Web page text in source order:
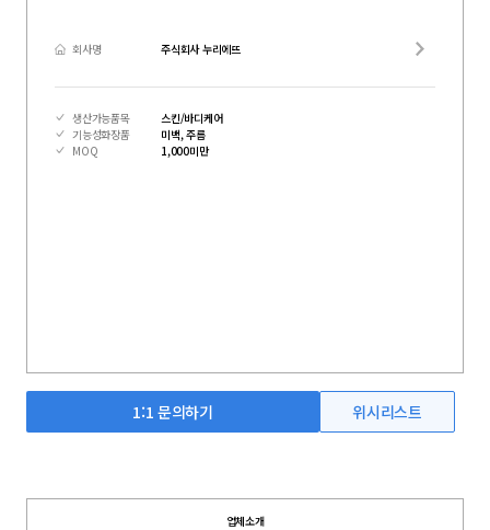
회사명 주식회사 누리에뜨
생산가능품목
스킨/바디케어
기능성화장품
미백, 주름
MOQ
1,000미만
1:1 문의하기 위시리스트
업체소개